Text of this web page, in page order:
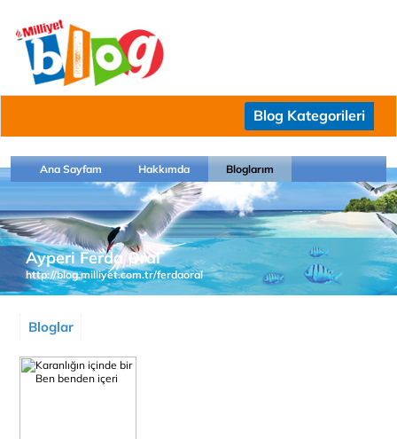
Blog Kategorileri
Ana Sayfam Hakkımda Bloglarım
Ayperi Ferda Oral
http://blog.milliyet.com.tr/ferdaoral
Bloglar